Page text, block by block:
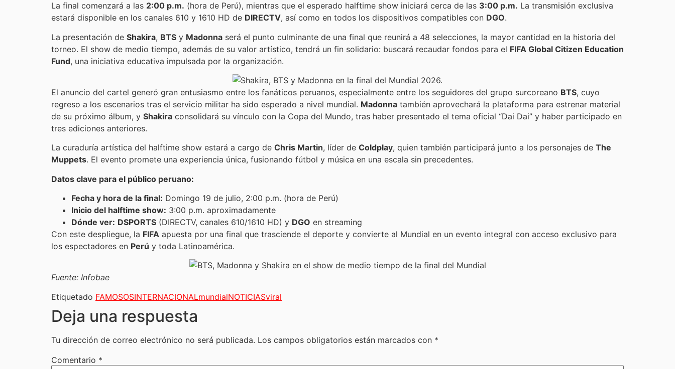
La final comenzará a las 2:00 p.m. (hora de Perú), mientras que el esperado halftime show iniciará cerca de las 3:00 p.m. La transmisión exclusiva
estará disponible en los canales 610 y 1610 HD de DIRECTV, así como en todos los dispositivos compatibles con DGO.
La presentación de Shakira, BTS y Madonna será el punto culminante de una final que reunirá a 48 selecciones, la mayor cantidad en la historia del
torneo. El show de medio tiempo, además de su valor artístico, tendrá un fin solidario: buscará recaudar fondos para el FIFA Global Citizen Education
Fund, una iniciativa educativa impulsada por la organización.
El anuncio del cartel generó gran entusiasmo entre los fanáticos peruanos, especialmente entre los seguidores del grupo surcoreano BTS, cuyo
regreso a los escenarios tras el servicio militar ha sido esperado a nivel mundial. Madonna también aprovechará la plataforma para estrenar material
de su próximo álbum, y Shakira consolidará su vínculo con la Copa del Mundo, tras haber presentado el tema oficial “Dai Dai” y haber participado en
tres ediciones anteriores.
La curaduría artística del halftime show estará a cargo de Chris Martin, líder de Coldplay, quien también participará junto a los personajes de The
Muppets. El evento promete una experiencia única, fusionando fútbol y música en una escala sin precedentes.
Datos clave para el público peruano:
Fecha y hora de la final: Domingo 19 de julio, 2:00 p.m. (hora de Perú)
Inicio del halftime show: 3:00 p.m. aproximadamente
Dónde ver: DSPORTS (DIRECTV, canales 610/1610 HD) y DGO en streaming
Con este despliegue, la FIFA apuesta por una final que trasciende el deporte y convierte al Mundial en un evento integral con acceso exclusivo para
los espectadores en Perú y toda Latinoamérica.
Fuente: Infobae
Etiquetado FAMOSOSINTERNACIONALmundialNOTICIASviral
Deja una respuesta
Tu dirección de correo electrónico no será publicada. Los campos obligatorios están marcados con *
Comentario *